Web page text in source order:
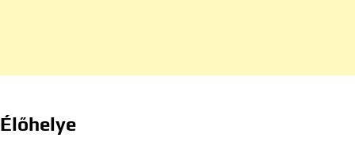
Élőhelye